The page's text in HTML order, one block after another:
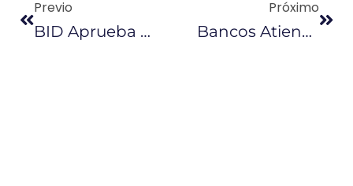
Previo
BID Aprueba Crédito Por $ 78,4 Millones Para Los Sectores Estratégicos
Próximo
Bancos Atienden En Agencias, Pero Se Recomiendan Los Canales Virtuales